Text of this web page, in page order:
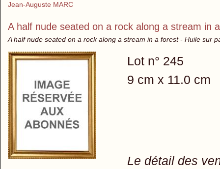
Jean-Auguste MARC
A half nude seated on a rock along a stream in
A half nude seated on a rock along a stream in a forest - Huile sur
Lot n° 245
9 cm x 11.0 cm
Le détail des